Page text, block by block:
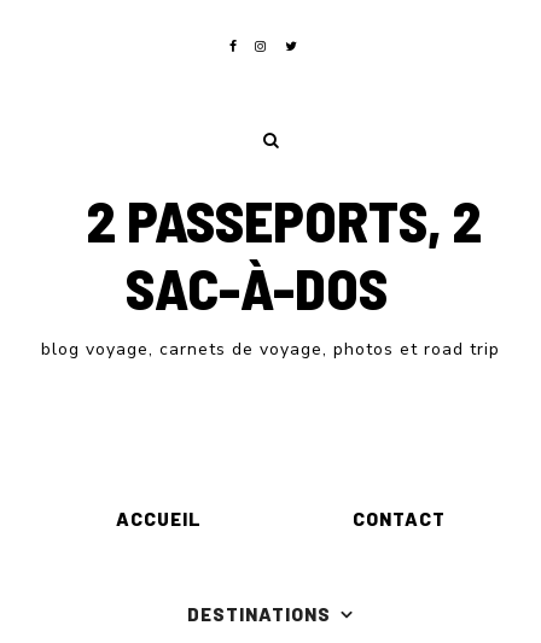
2 PASSEPORTS, 2
SAC-À-DOS
blog voyage, carnets de voyage, photos et road trip
ACCUEIL CONTACT
DESTINATIONS